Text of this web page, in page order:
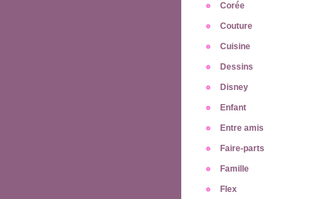
Corée
Couture
Cuisine
Dessins
Disney
Enfant
Entre amis
Faire-parts
Famille
Flex